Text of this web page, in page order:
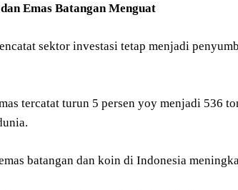
Emas Batangan Menguat
sektor investasi tetap menjadi
tercatat turun 5 persen yoy menjadi 536
batangan dan koin di Indonesia